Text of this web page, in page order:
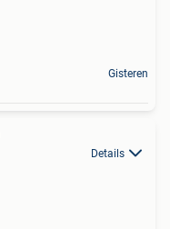
Gisteren
Details